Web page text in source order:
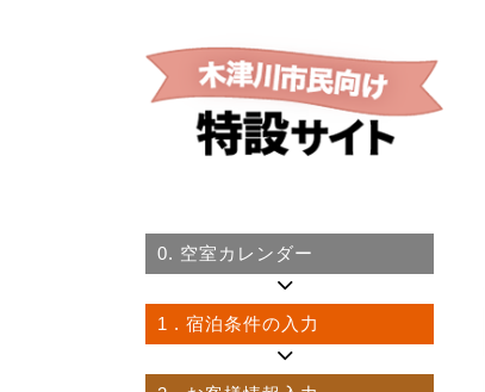
0. 空室カレンダー
1 . 宿泊条件の入力